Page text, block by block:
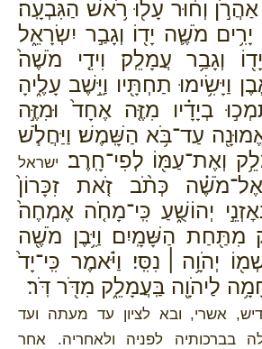
וְח֔וּר עָל֖וּ רֹ֥אשׁ הַגִּבְעָֽה׃
מֹשֶׁ֛ה יָד֖וֹ וְגָבַ֣ר יִשְׂרָאֵ֑ל
וְגָבַ֥ר עֲמָלֵֽק׃ וִידֵ֤י מֹשֶׁה֙
וַיָּשִׂ֥ימוּ תַחְתָּ֖יו וַיֵּ֣שֶׁב עָלֶ֑יהָ
בְיָדָ֗יו מִזֶּ֤ה אֶחָד֙ וּמִזֶּ֣ה
אֱמוּנָ֖ה עַד־בֹּ֥א הַשָּֽׁמֶשׁ׃ וַיַּחֲלֹ֧שׁ
וְאֶת־עַמּ֖וֹ לְפִי־חָֽרֶב׃
ישראל
כְּתֹ֨ב זֹ֤את זִכָּרוֹן֙
יְהוֹשֻׁ֑עַ כִּֽי־מָחֹ֤ה אֶמְחֶה֙
מִתַּ֖חַת הַשָּׁמָֽיִם׃ וַיִּ֥בֶן מֹשֶׁ֖ה
יְהֹוָ֥ה ׀ נִסִּֽי׃ וַיֹּ֗אמֶר כִּֽי־יָד֙
לַיהֹוָ֖ה בַּֽעֲמָלֵ֑ק מִדֹּ֖ר דֹּֽר׃
אשרי, ובא לציון עד מעתה ועד
בברכותיה לפניה ולאחריה. אחר